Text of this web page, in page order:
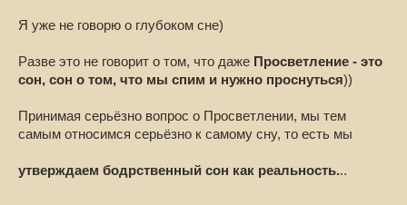
Я уже не говорю о глубоком сне)
Разве это не говорит о том, что даже Просветление - это
сон, сон о том, что мы спим и нужно проснуться))
Принимая серьёзно вопрос о Просветлении, мы тем
самым относимся серьёзно к самому сну, то есть мы
утверждаем бодрственный сон как реальность...